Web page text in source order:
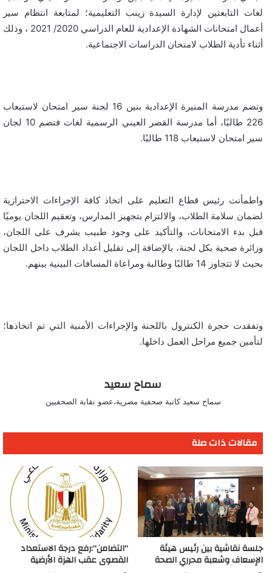
لغات التابعتين لإدارة السيدة زينب التعليمية؛ لمتابعة انتظام سير
أعمال امتحانات الشهادة الإعدادية للعام الدراسي 2020/ 2021 ، وذلك
أثناء تأدية الطلاب لامتحان الدراسات الاجتماعية.
وتضم مدرسة المنيرة الإعدادية بنين 16 لجنة سير امتحان لاستيعاب
226 طالبًا، أما مدرسة القصر العيني الرسمية لغات فتضم 10 لجان
سير امتحان لاستيعاب 118 طالبًا.
واطمأنت رئيس قطاع التعليم على اتخاذ كافة الإجراءات الاحترازية
لضمان سلامة الطلاب، والالتزام بتجهيز المدارس، وتعقيم اللجان يوميًا
قبل بدء الامتحانات، والتأكيد على وجود طبيب يشرف على اللجان،
وزائرة صحية بكل لجنة، بالإضافة إلى تقليل أعداد الطلاب داخل اللجان
بحيث لا تتجاوز 14 طالبًا وطالبة ومراعاة المسافات البينية بينهم.
وتفقدت حجرة الكنترول باللجنة والإجراءات الأمنية التي تم اتخاذها؛
لتأمين جميع مراحل العمل داخلها.
سماح سعيد
سماح سعيد كاتبة صحفية مصرية،عضو نقابة الصحفيين
مقالات ذات صلة
جلسة نقاشية بين رئيس هيئة
الإسعاف وشعبة محرري الصحة
“التضامن”:رفع درجة الاستعداد
القصوى عقب الهزة الأرضية